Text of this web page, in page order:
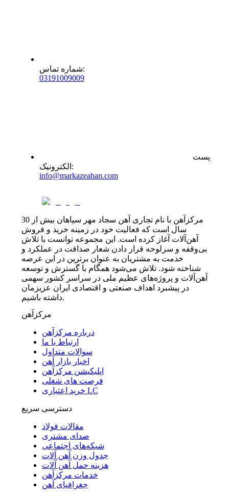
شماره تماس:
03191009009
پست
الکترونیک :
info@markazeahan.com
مرکزآهن با نام تجاری آهن سجاد مهر سپاهان بیش از 30
سال است که فعالیت خود در زمینه خرید و فروش
آهن‌آلات آغاز کرده است. این مجموعه توانست با تلاش
بی‌وقفه و سرلوحه قرار دادن شعار صداقت در عملکرد و
خدمت به مشتریان به عنوان برترین در این عرصه
شناخته شود. تلاش می‌شود همگام با گسترش و توسعه
آهن‌آلات و پروژه‌های عظیم ملی در سراسر کشور سهمی
در پیشبرد اهداف صنعتی و اقتصادی ایران عزیزمان
داشته باشیم.
مرکزآهن
درباره مرکزآهن
ارتباط با ما
سوالات متداول
اخبار بازار آهن
اپلیکیشن مرکزآهن
فرصت های شغلی
خرید اعتباری LC
دسترسی سریع
مقالات فولاد
صدای مشتری
شبکه‌های اجتماعی
جدول وزن آهن آلات
هزینه حمل آهن آلات
خدمات مرکزآهن
جغرافیای آهن